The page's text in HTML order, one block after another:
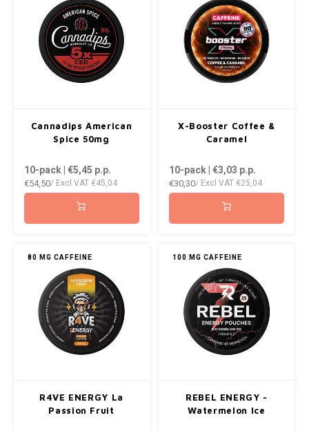
Cannadips American
Spice 50mg
10-pack | €5,45 p.p.
€54,50/ Excl VAT €45,04
X-Booster Coffee &
Caramel
10-pack | €3,03 p.p.
€30,30/ Excl VAT €25,04
80 MG CAFFEINE
R4VE ENERGY La
Passion Fruit
100 MG CAFFEINE
REBEL ENERGY -
Watermelon Ice